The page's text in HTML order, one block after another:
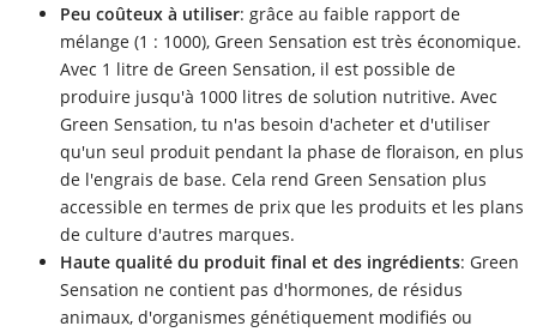
Peu coûteux à utiliser: grâce au faible rapport de
mélange (1 : 1000), Green Sensation est très économique.
Avec 1 litre de Green Sensation, il est possible de
produire jusqu'à 1000 litres de solution nutritive. Avec
Green Sensation, tu n'as besoin d'acheter et d'utiliser
qu'un seul produit pendant la phase de floraison, en plus
de l'engrais de base. Cela rend Green Sensation plus
accessible en termes de prix que les produits et les plans
de culture d'autres marques.
Haute qualité du produit final et des ingrédients: Green
Sensation ne contient pas d'hormones, de résidus
animaux, d'organismes génétiquement modifiés ou